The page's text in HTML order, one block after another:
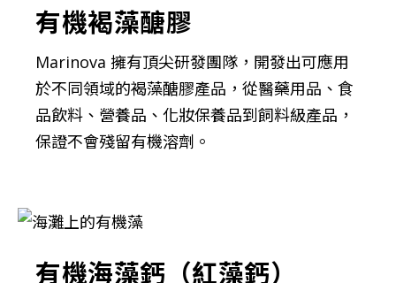
有機褐藻醣膠
Marinova 擁有頂尖研發團隊，開發出可應用
於不同領域的褐藻醣膠產品，從醫藥用品、食
品飲料、營養品、化妝保養品到飼料級產品，
保證不會殘留有機溶劑。
有機海藻鈣（紅藻鈣）